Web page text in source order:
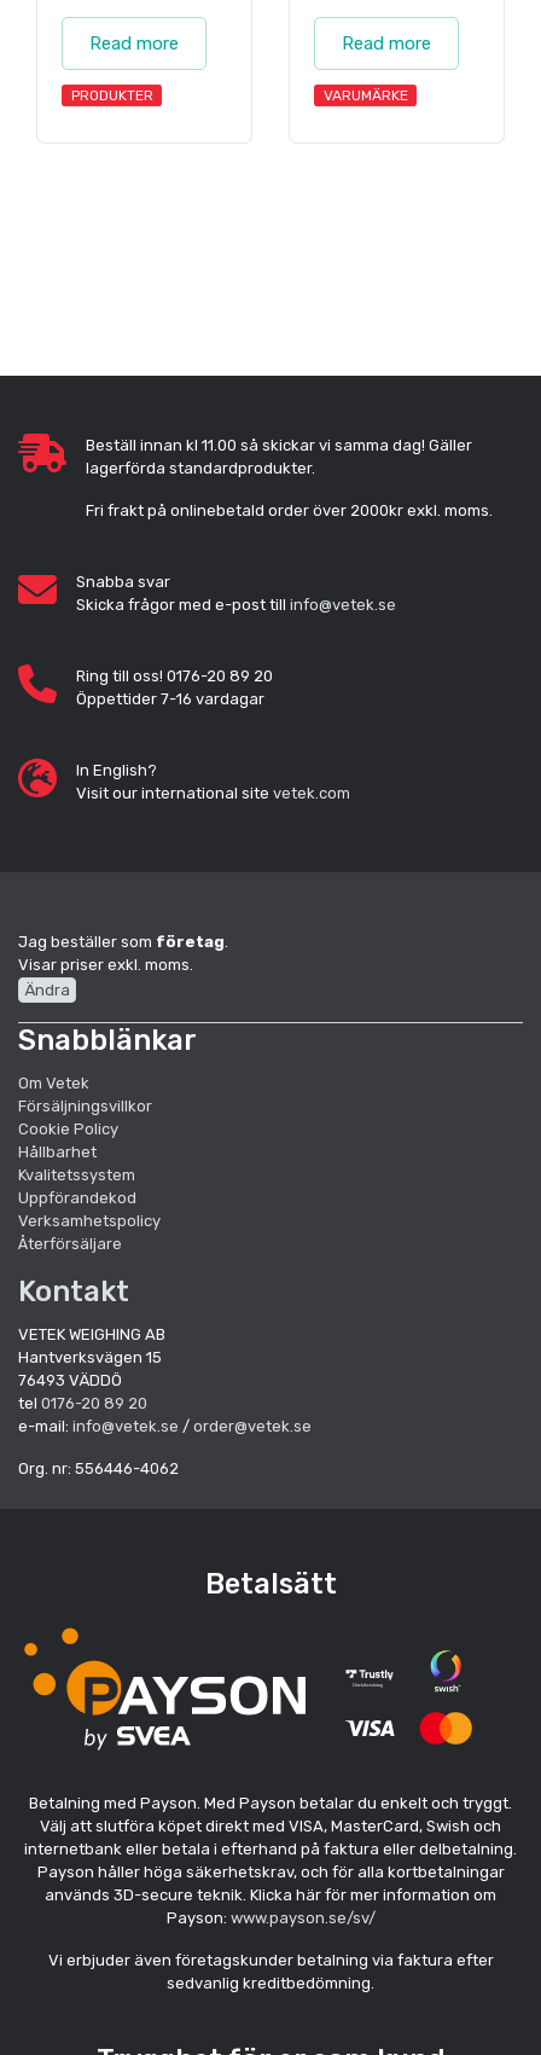
Read more
PRODUKTER
Read more
VARUMÄRKE
Beställ innan kl 11.00 så skickar vi samma dag! Gäller
lagerförda standardprodukter.
Fri frakt på onlinebetald order över 2000kr exkl. moms.
Snabba svar
Skicka frågor med e-post till info@vetek.se
Ring till oss! 0176-20 89 20
Öppettider 7-16 vardagar
In English?
Visit our international site vetek.com
Jag beställer som företag.
Visar priser exkl. moms.
Ändra
Snabblänkar
Om Vetek
Försäljningsvillkor
Cookie Policy
Hållbarhet
Kvalitetssystem
Uppförandekod
Verksamhetspolicy
Återförsäljare
Kontakt
VETEK WEIGHING AB
Hantverksvägen 15
76493 VÄDDÖ
tel 0176-20 89 20
e-mail: info@vetek.se / order@vetek.se
Org. nr: 556446-4062
Betalsätt
Betalning med Payson. Med Payson betalar du enkelt och tryggt.
Välj att slutföra köpet direkt med VISA, MasterCard, Swish och
internetbank eller betala i efterhand på faktura eller delbetalning.
Payson håller höga säkerhetskrav, och för alla kortbetalningar
används 3D-secure teknik. Klicka här för mer information om
Payson: www.payson.se/sv/
Vi erbjuder även företagskunder betalning via faktura efter
sedvanlig kreditbedömning.